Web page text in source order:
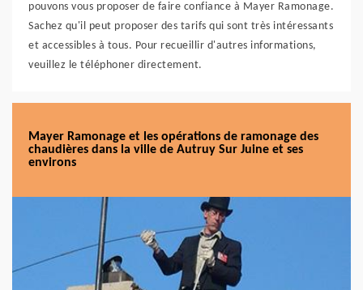
pouvons vous proposer de faire confiance à Mayer Ramonage.
Sachez qu'il peut proposer des tarifs qui sont très intéressants
et accessibles à tous. Pour recueillir d'autres informations,
veuillez le téléphoner directement.
Mayer Ramonage et les opérations de ramonage des
chaudières dans la ville de Autruy Sur Juine et ses
environs